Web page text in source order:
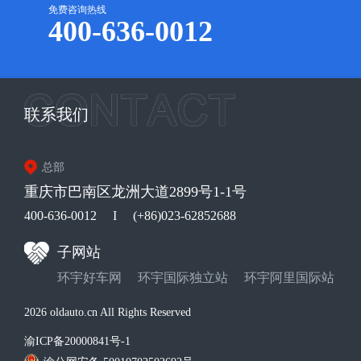
免费咨询热线
400-636-0012
联系我们
总部
重庆市巴南区龙洲大道2899号1-1号
400-636-0012 I (+86)023-62852688
子网站
环宇好车网 环宇国际独立站 环宇阿里国际站
2026 oldauto.cn All Rights Reserved
渝ICP备20000841号-1